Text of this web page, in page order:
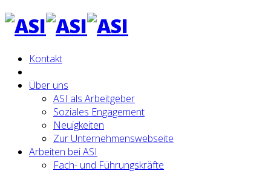
Kontakt
Über uns
ASI als Arbeitgeber
Soziales Engagement
Neuigkeiten
Zur Unternehmenswebseite
Arbeiten bei ASI
Fach- und Führungskräfte